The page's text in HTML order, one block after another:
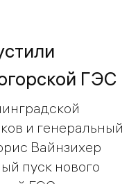
ГЭС
и генеральный
Вайнзихер
пуск нового